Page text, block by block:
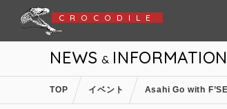
CROCODILE
NEWS & INFORMATION
TOP イベント Asahi Go with